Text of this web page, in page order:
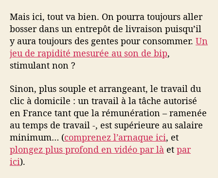
Mais ici, tout va bien. On pourra toujours aller
bosser dans un entrepôt de livraison puisqu’il
y aura toujours des gentes pour consommer. Un
jeu de rapidité mesurée au son de bip,
stimulant non ?
Sinon, plus souple et arrangeant, le travail du
clic à domicile : un travail à la tâche autorisé
en France tant que la rémunération – ramenée
au temps de travail -, est supérieure au salaire
minimum… (comprenez l’arnaque ici, et
plongez plus profond en vidéo par là et par
ici).